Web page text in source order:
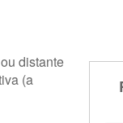
distante
(a